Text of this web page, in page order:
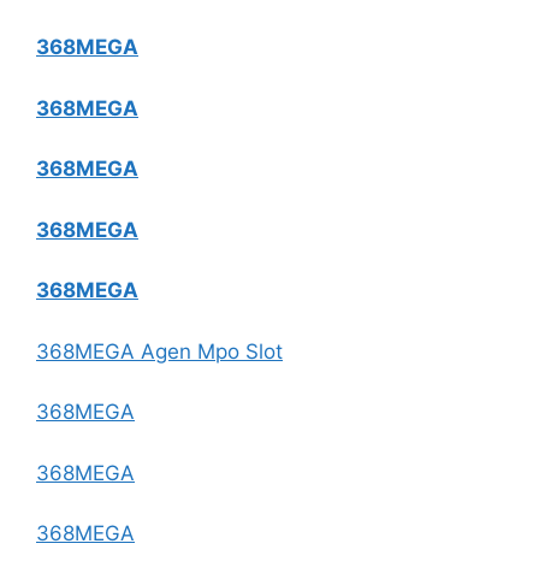
368MEGA
368MEGA
368MEGA
368MEGA
368MEGA
368MEGA Agen Mpo Slot
368MEGA
368MEGA
368MEGA